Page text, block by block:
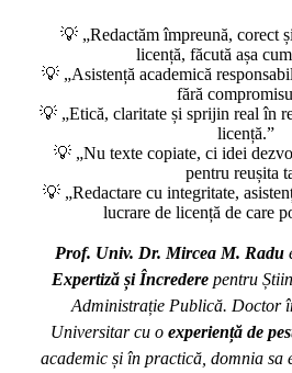
💡 „Redactăm împreună, corect
licență, făcută așa
💡 „Asistență academică
fără
💡 „Etică, claritate și sprijin real în
licență.”
💡 „Nu texte copiate, ci idei
pentru reușita
💡 „Redactare cu integritate,
lucrare de licență de care
Prof. Univ. Dr. Mircea M. Radu
Expertiză și Încrederepentru
Administrație Publică. Doctor
Universitar cu o experiență de
academic și în practică, domnia sa